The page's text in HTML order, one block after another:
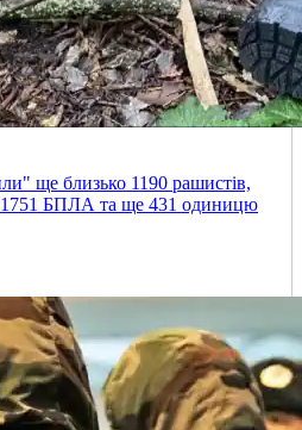
ще близько 1190 рашистів,
1751 БПЛА та ще 431 одиницю